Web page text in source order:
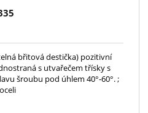
břitová destička) pozitivní
s utvařečem třísky s
šroubu pod úhlem 40°-60°. ;